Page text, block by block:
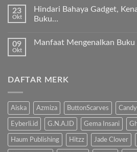
ajari
kita
pada
“Kenapa
23
Okt
Hindari Bahaya Gadget,
Buku…
komentar
Kenalkan
Anak
09
Okt
Manfaat Mengenalkan Buku
Manfaat
Anak
DAFTAR MERK
Aiska Azmiza ButtonScarves
Eyberli.id G.N.A.ID Gema Insani
Haum Publishing Hitzz Jade Clover